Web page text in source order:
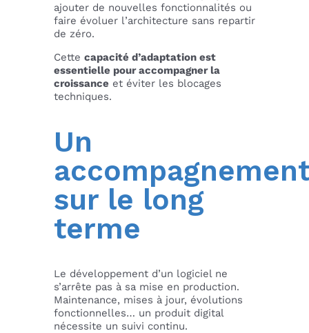
ajouter de nouvelles fonctionnalités ou
faire évoluer l’architecture sans repartir
de zéro.
Cette capacité d’adaptation est
essentielle pour accompagner la
croissance et éviter les blocages
techniques.
Un
sur le long
terme
Le développement d’un logiciel ne
s’arrête pas à sa mise en production.
Maintenance, mises à jour, évolutions
fonctionnelles… un produit digital
nécessite un suivi continu.